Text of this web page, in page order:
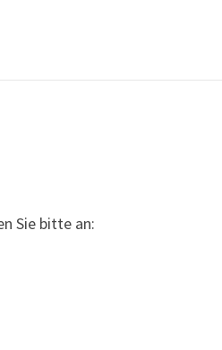
Sie bitte an: